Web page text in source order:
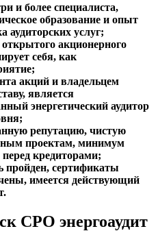
и более специалиста,
образование и опыт
аудиторских услуг;
акционерного
себя, как
акций и владельцем
является
энергетический аудитор
репутацию, чистую
проектам, минимум
перед кредиторами;
сертификаты
имеется действующий
СРО энергоаудит